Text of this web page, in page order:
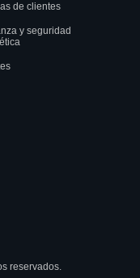
de clientes
y seguridad
reservados.